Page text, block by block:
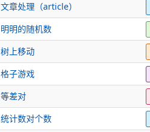
文章处理（article）
明明的随机数
树上移动
格子游戏
等差对
统计数对个数